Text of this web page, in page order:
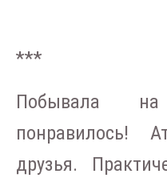
***
Побывала
понравилось!
друзья.